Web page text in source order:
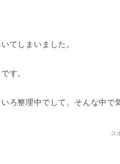
てしまいました。
す。
ろ整理中でして、そんな中で
ス